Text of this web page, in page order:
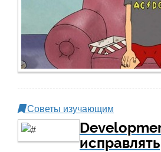
Советы изучающим
исправлять